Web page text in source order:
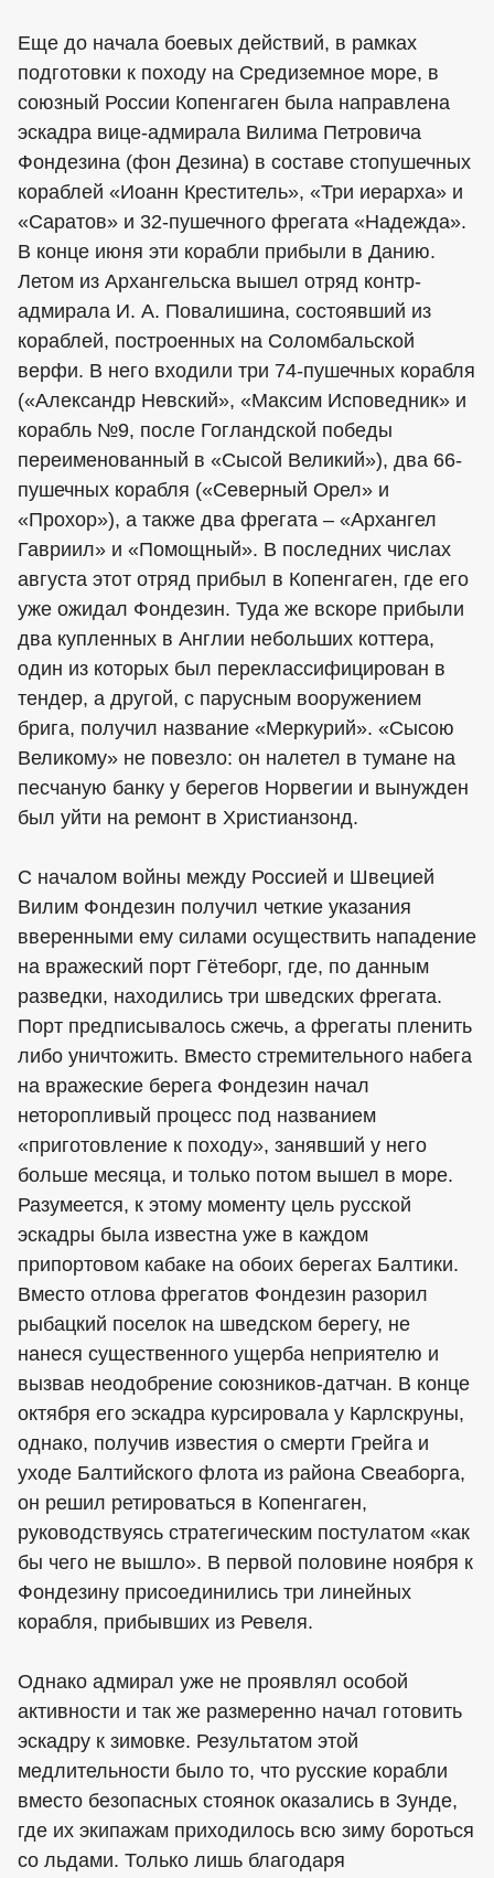
Еще до начала боевых действий, в рамках
подготовки к походу на Средиземное море, в
союзный России Копенгаген была направлена
эскадра вице-адмирала Вилима Петровича
Фондезина (фон Дезина) в составе стопушечных
кораблей «Иоанн Креститель», «Три иерарха» и
«Саратов» и 32-пушечного фрегата «Надежда».
В конце июня эти корабли прибыли в Данию.
Летом из Архангельска вышел отряд контр-
адмирала И. А. Повалишина, состоявший из
кораблей, построенных на Соломбальской
верфи. В него входили три 74-пушечных корабля
(«Александр Невский», «Максим Исповедник» и
корабль №9, после Гогландской победы
переименованный в «Сысой Великий»), два 66-
пушечных корабля («Северный Орел» и
«Прохор»), а также два фрегата – «Архангел
Гавриил» и «Помощный». В последних числах
августа этот отряд прибыл в Копенгаген, где его
уже ожидал Фондезин. Туда же вскоре прибыли
два купленных в Англии небольших коттера,
один из которых был переклассифицирован в
тендер, а другой, с парусным вооружением
брига, получил название «Меркурий». «Сысою
Великому» не повезло: он налетел в тумане на
песчаную банку у берегов Норвегии и вынужден
был уйти на ремонт в Христианзонд.
С началом войны между Россией и Швецией
Вилим Фондезин получил четкие указания
вверенными ему силами осуществить нападение
на вражеский порт Гётеборг, где, по данным
разведки, находились три шведских фрегата.
Порт предписывалось сжечь, а фрегаты пленить
либо уничтожить. Вместо стремительного набега
на вражеские берега Фондезин начал
неторопливый процесс под названием
«приготовление к походу», занявший у него
больше месяца, и только потом вышел в море.
Разумеется, к этому моменту цель русской
эскадры была известна уже в каждом
припортовом кабаке на обоих берегах Балтики.
Вместо отлова фрегатов Фондезин разорил
рыбацкий поселок на шведском берегу, не
нанеся существенного ущерба неприятелю и
вызвав неодобрение союзников-датчан. В конце
октября его эскадра курсировала у Карлскруны,
однако, получив известия о смерти Грейга и
уходе Балтийского флота из района Свеаборга,
он решил ретироваться в Копенгаген,
руководствуясь стратегическим постулатом «как
бы чего не вышло». В первой половине ноября к
Фондезину присоединились три линейных
корабля, прибывших из Ревеля.
Однако адмирал уже не проявлял особой
активности и так же размеренно начал готовить
эскадру к зимовке. Результатом этой
медлительности было то, что русские корабли
вместо безопасных стоянок оказались в Зунде,
где их экипажам приходилось всю зиму бороться
со льдами. Только лишь благодаря